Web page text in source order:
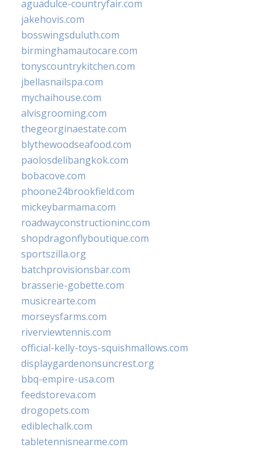
aguadulce-countryfair.com
jakehovis.com
bosswingsduluth.com
birminghamautocare.com
tonyscountrykitchen.com
jbellasnailspa.com
mychaihouse.com
alvisgrooming.com
thegeorginaestate.com
blythewoodseafood.com
paolosdelibangkok.com
bobacove.com
phoone24brookfield.com
mickeybarmama.com
roadwayconstructioninc.com
shopdragonflyboutique.com
sportszilla.org
batchprovisionsbar.com
brasserie-gobette.com
musicrearte.com
morseysfarms.com
riverviewtennis.com
official-kelly-toys-squishmallows.com
displaygardenonsuncrest.org
bbq-empire-usa.com
feedstoreva.com
drogopets.com
ediblechalk.com
tabletennisnearme.com